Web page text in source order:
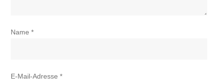
Name*
E-Mail-Adresse*